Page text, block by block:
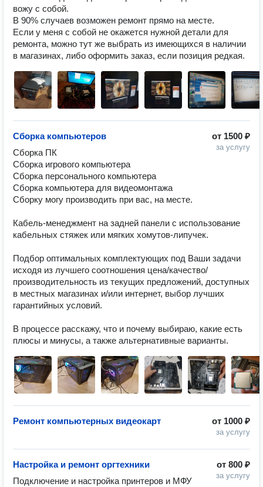
вожу с собой.
В 90% случаев возможен ремонт прямо на месте.
Если у меня с собой не окажется нужной детали для
ремонта, можно тут же выбрать из имеющихся в наличии
в магазинах, либо оформить заказ, если позиция редкая.
от 1500 ₽
за услугу
Сборка компьютеров
Сборка ПК
Сборка игрового компьютера
Сборка персонального компьютера
Сборка компьютера для видеомонтажа
Сборку могу производить при вас, на месте.
Кабель-менеджмент на задней панели с использование
кабельных стяжек или мягких хомутов-липучек.
Подбор оптимальных комплектующих под Ваши задачи
исходя из лучшего соотношения цена/качество/
производительность из текущих предложений, доступных
в местных магазинах и/или интернет, выбор лучших
гарантийных условий.
В процессе расскажу, что и почему выбираю, какие есть
плюсы и минусы, а также альтернативные варианты.
от 1000 ₽
за услугу
Ремонт компьютерных видеокарт
от 800 ₽
за услугу
Настройка и ремонт оргтехники
Подключение и настройка принтеров и МФУ